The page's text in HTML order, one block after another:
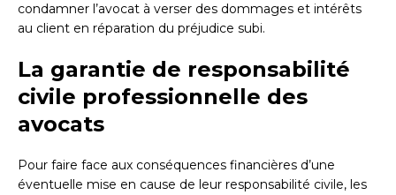
condamner l’avocat à verser des dommages et intérêts
au client en réparation du préjudice subi.
La garantie de responsabilité
civile professionnelle des
avocats
Pour faire face aux conséquences financières d’une
éventuelle mise en cause de leur responsabilité civile, les